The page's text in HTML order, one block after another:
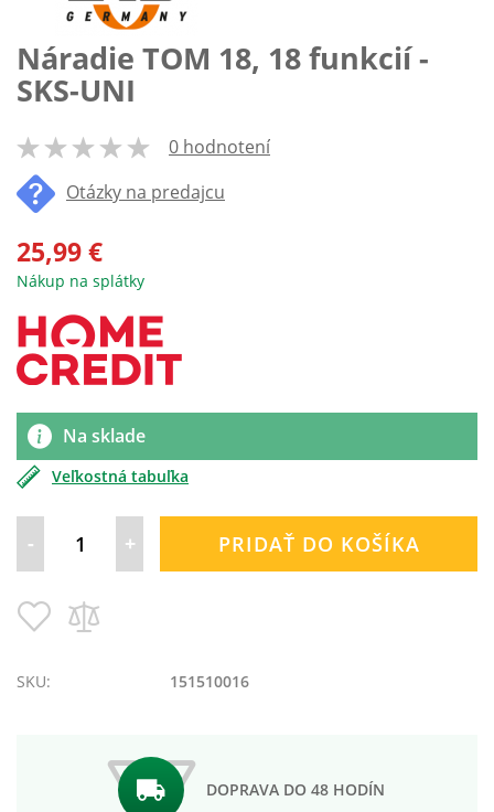
Náradie TOM 18, 18 funkcií -
SKS-UNI
% of100
0 hodnotení
Otázky na predajcu
25,99 €
Nákup na splátky
Na sklade
Veľkostná tabuľka
- + PRIDAŤ DO KOŠÍKA
Pridať
do
SKU:
151510016
obrázkov
DOPRAVA DO 48 HODÍN